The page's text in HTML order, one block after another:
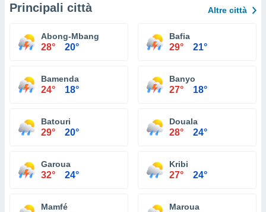
Principali città Altre città
Abong-Mbang
28° 20°
Bafia
29° 21°
Bamenda
24° 18°
Banyo
27° 18°
Batouri
29° 20°
Douala
28° 24°
Garoua
32° 24°
Kribi
27° 24°
Mamfé Maroua